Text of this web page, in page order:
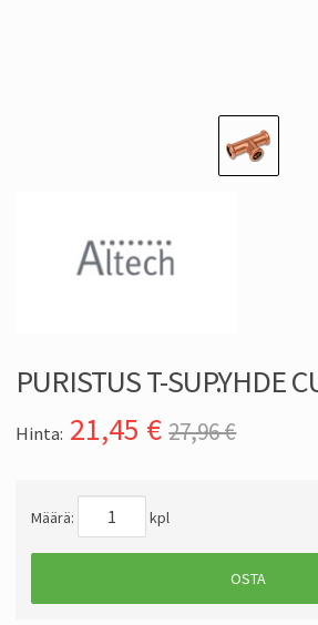
PURISTUS T-SUP.YHDE
Hinta: 21,45 € 27,96 €
Määrä: kpl
OSTA